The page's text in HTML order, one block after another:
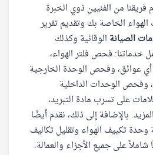
فريقنا من الفنيين ذوي الخبرة
الخاصة بك وتقديم تقرير
الصيانة الوقائية وكذلك
خدماتنا: فحص فلتر الهواء،
عوائق، وفحص الوحدة الخارجية
وفحص الوحدات الداخلية
على تسرب مادة التبريد،
بالإضافة إلى ذلك، نقدم أيضًا
تكييف الهواء وتقليل تكاليف
شاملاً على جميع الأجزاء والعمالة.